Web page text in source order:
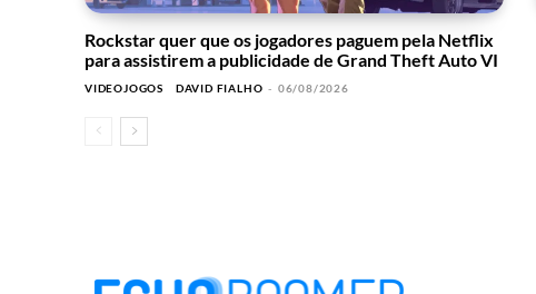
Rockstar quer que os jogadores paguem pela Netflix
para assistirem a publicidade de Grand Theft Auto VI
VIDEOJOGOS DAVID FIALHO - 06/08/2026